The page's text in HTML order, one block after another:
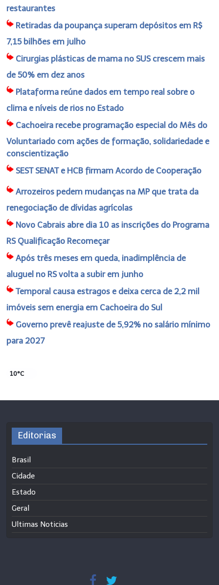
restaurantes
Retiradas da poupança superam depósitos em R$
7,15 bilhões em julho
Cirurgias plásticas de mama no SUS crescem mais
de 50% em dez anos
Plataforma reúne dados em tempo real sobre o
clima e níveis de rios no Estado
Cachoeira recebe programação especial do Mês do
Voluntariado com ações de formação, solidariedade e
conscientização
SEST SENAT e HCB firmam Acordo de Cooperação
Arrozeiros pedem mudanças na MP que trata da
renegociação de dívidas agrícolas
Novo Cabrais abre dia 10 as inscrições do Programa
RS Qualificação Recomeçar
Após três meses em queda, inadimplência de
aluguel no RS volta a subir em junho
Temporal causa estragos e deixa cerca de 2,2 mil
imóveis sem energia em Cachoeira do Sul
Governo prevê reajuste de 5,92% no salário mínimo
para 2027
10°C
Editorias
Brasil
Cidade
Estado
Geral
Ultimas Noticias